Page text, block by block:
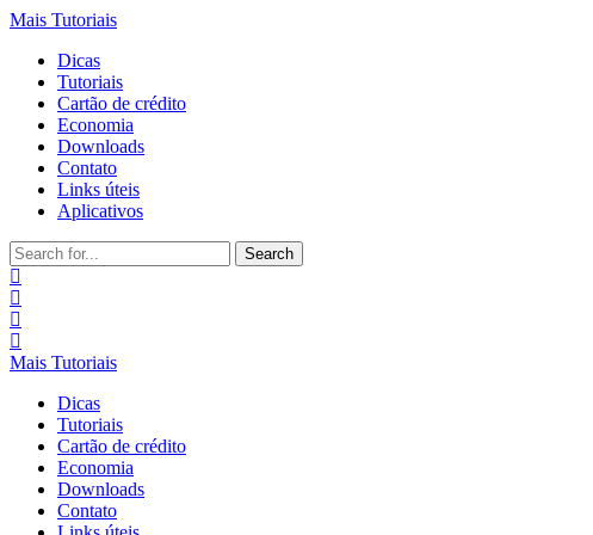
Mais Tutoriais
Dicas
Tutoriais
Cartão de crédito
Economia
Downloads
Contato
Links úteis
Aplicativos
Search
for:
Mais Tutoriais
Dicas
Tutoriais
Cartão de crédito
Economia
Downloads
Contato